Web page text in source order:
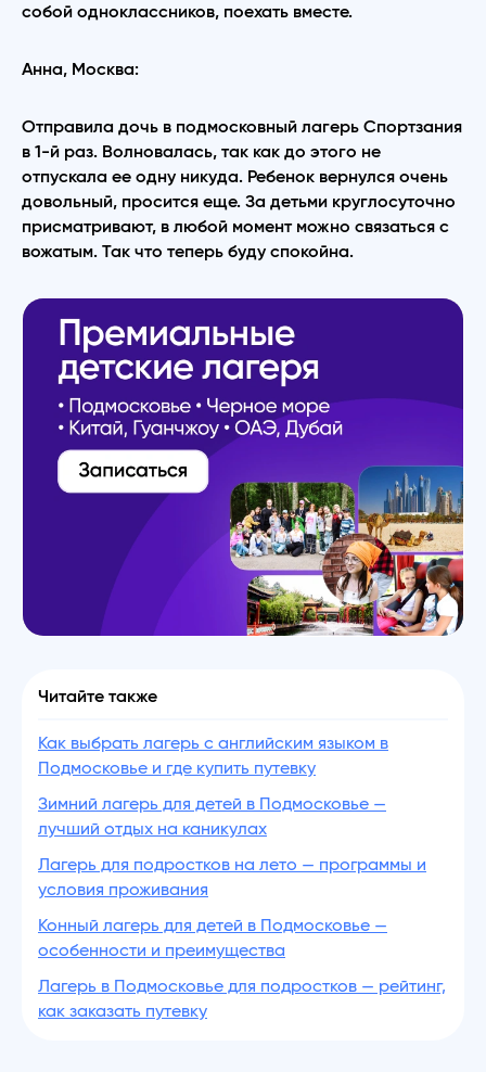
собой одноклассников, поехать вместе.
Анна, Москва:
Отправила дочь в подмосковный лагерь Спортзания
в 1-й раз. Волновалась, так как до этого не
отпускала ее одну никуда. Ребенок вернулся очень
довольный, просится еще. За детьми круглосуточно
присматривают, в любой момент можно связаться с
вожатым. Так что теперь буду спокойна.
Читайте также
Как выбрать лагерь с английским языком в
Подмосковье и где купить путевку
Зимний лагерь для детей в Подмосковье —
лучший отдых на каникулах
Лагерь для подростков на лето — программы и
условия проживания
Конный лагерь для детей в Подмосковье —
особенности и преимущества
Лагерь в Подмосковье для подростков — рейтинг,
как заказать путевку